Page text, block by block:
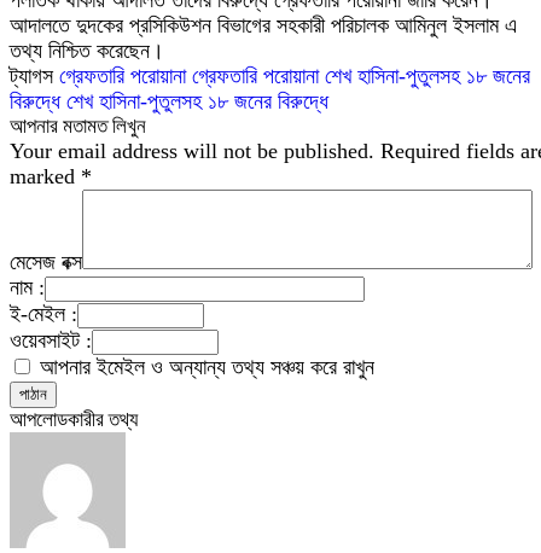
আদালতে দুদকের প্রসিকিউশন বিভাগের সহকারী পরিচালক আমিনুল ইসলাম এ
তথ্য নিশ্চিত করেছেন।
ট্যাগস গ্রেফতারি পরোয়ানা গ্রেফতারি পরোয়ানা শেখ হাসিনা-পুতুলসহ ১৮ জনের
বিরুদ্ধে শেখ হাসিনা-পুতুলসহ ১৮ জনের বিরুদ্ধে
আপনার মতামত লিখুন
Your email address will not be published. Required fields
marked *
মেসেজ বক্স
নাম :
ই-মেইল :
ওয়েবসাইট :
আপনার ইমেইল ও অন্যান্য তথ্য সঞ্চয় করে রাখুন
আপলোডকারীর তথ্য